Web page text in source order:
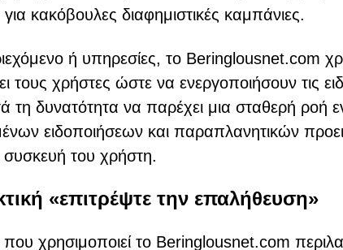
κακόβουλες διαφημιστικές καμπάνιες.
ή υπηρεσίες, το Beringlousnet.com
τους χρήστες ώστε να ενεργοποιήσουν τις
τη δυνατότητα να παρέχει μια σταθερή ροή
ειδοποιήσεων και παραπλανητικών
του χρήστη.
«επιτρέψτε την επαλήθευση»
που χρησιμοποιεί το Beringlousnet.com